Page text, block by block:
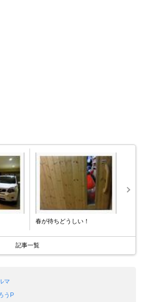
春が待ちどうしい！
記事一覧
マ
うP